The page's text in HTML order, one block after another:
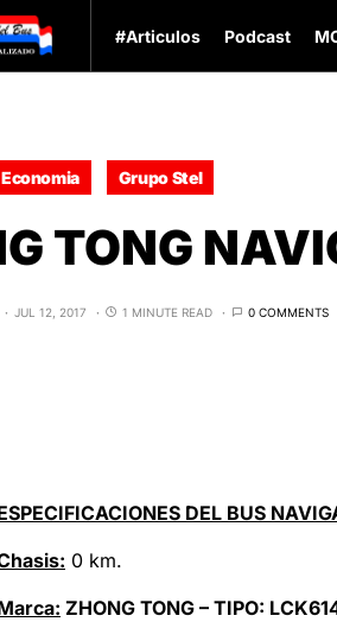
#Articulos Podcast
Economia Grupo Stel
TONG
JUL 12, 2017 1 MINUTE READ 0 COMMENTS
SPECIFICACIONES DEL BUS
0 km.
ZHONG TONG – TIPO: